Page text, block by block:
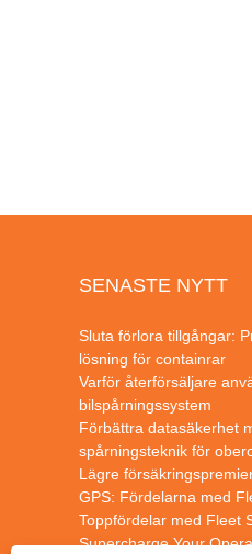
SENASTE NYTT
Sluta förlora tillgångar:
lösning för containrar
Varför återförsäljare
bilspårningssystem
Förbättra datasäkerhet
spårningsteknik för
Lägre
GPS: Fördelarna med
Toppfördelar med Fleet
Supercharge Your